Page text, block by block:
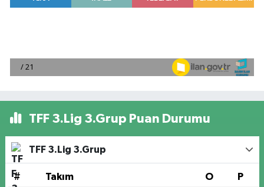
TFF 3.Lig 3.Grup Puan Durumu
TFF 3.Lig 3.Grup
# Takım O P